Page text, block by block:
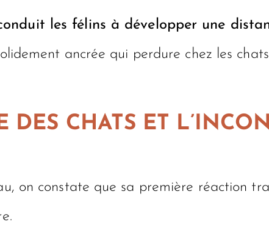
les félins à développer une
ancrée qui perdure chez les
DES CHATS ET
on constate que sa première réaction